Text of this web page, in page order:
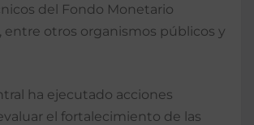
del Fondo Monetario
entre otros organismos públicos y
ha ejecutado acciones
el fortalecimiento de las